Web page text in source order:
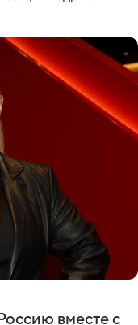
вместе с